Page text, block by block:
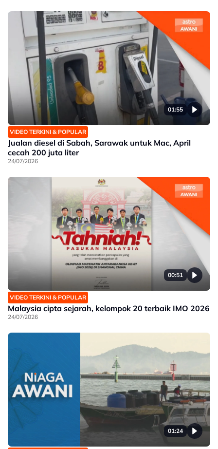
01:55
VIDEO TERKINI & POPULAR
Jualan diesel di Sabah, Sarawak untuk Mac, April
cecah 200 juta liter
24/07/2026
00:51
VIDEO TERKINI & POPULAR
Malaysia cipta sejarah, kelompok 20 terbaik IMO 2026
24/07/2026
01:24